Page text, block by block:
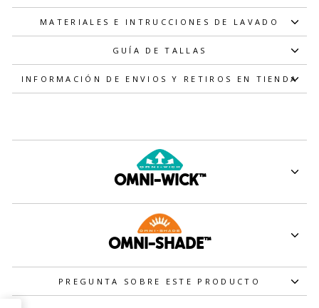
MATERIALES E INTRUCCIONES DE LAVADO
GUÍA DE TALLAS
INFORMACIÓN DE ENVIOS Y RETIROS EN TIENDA
OMNI-WICK™
OMNI-SHADE™
PREGUNTA SOBRE ESTE PRODUCTO
SUSCRIBIRME
NO, GRACIAS